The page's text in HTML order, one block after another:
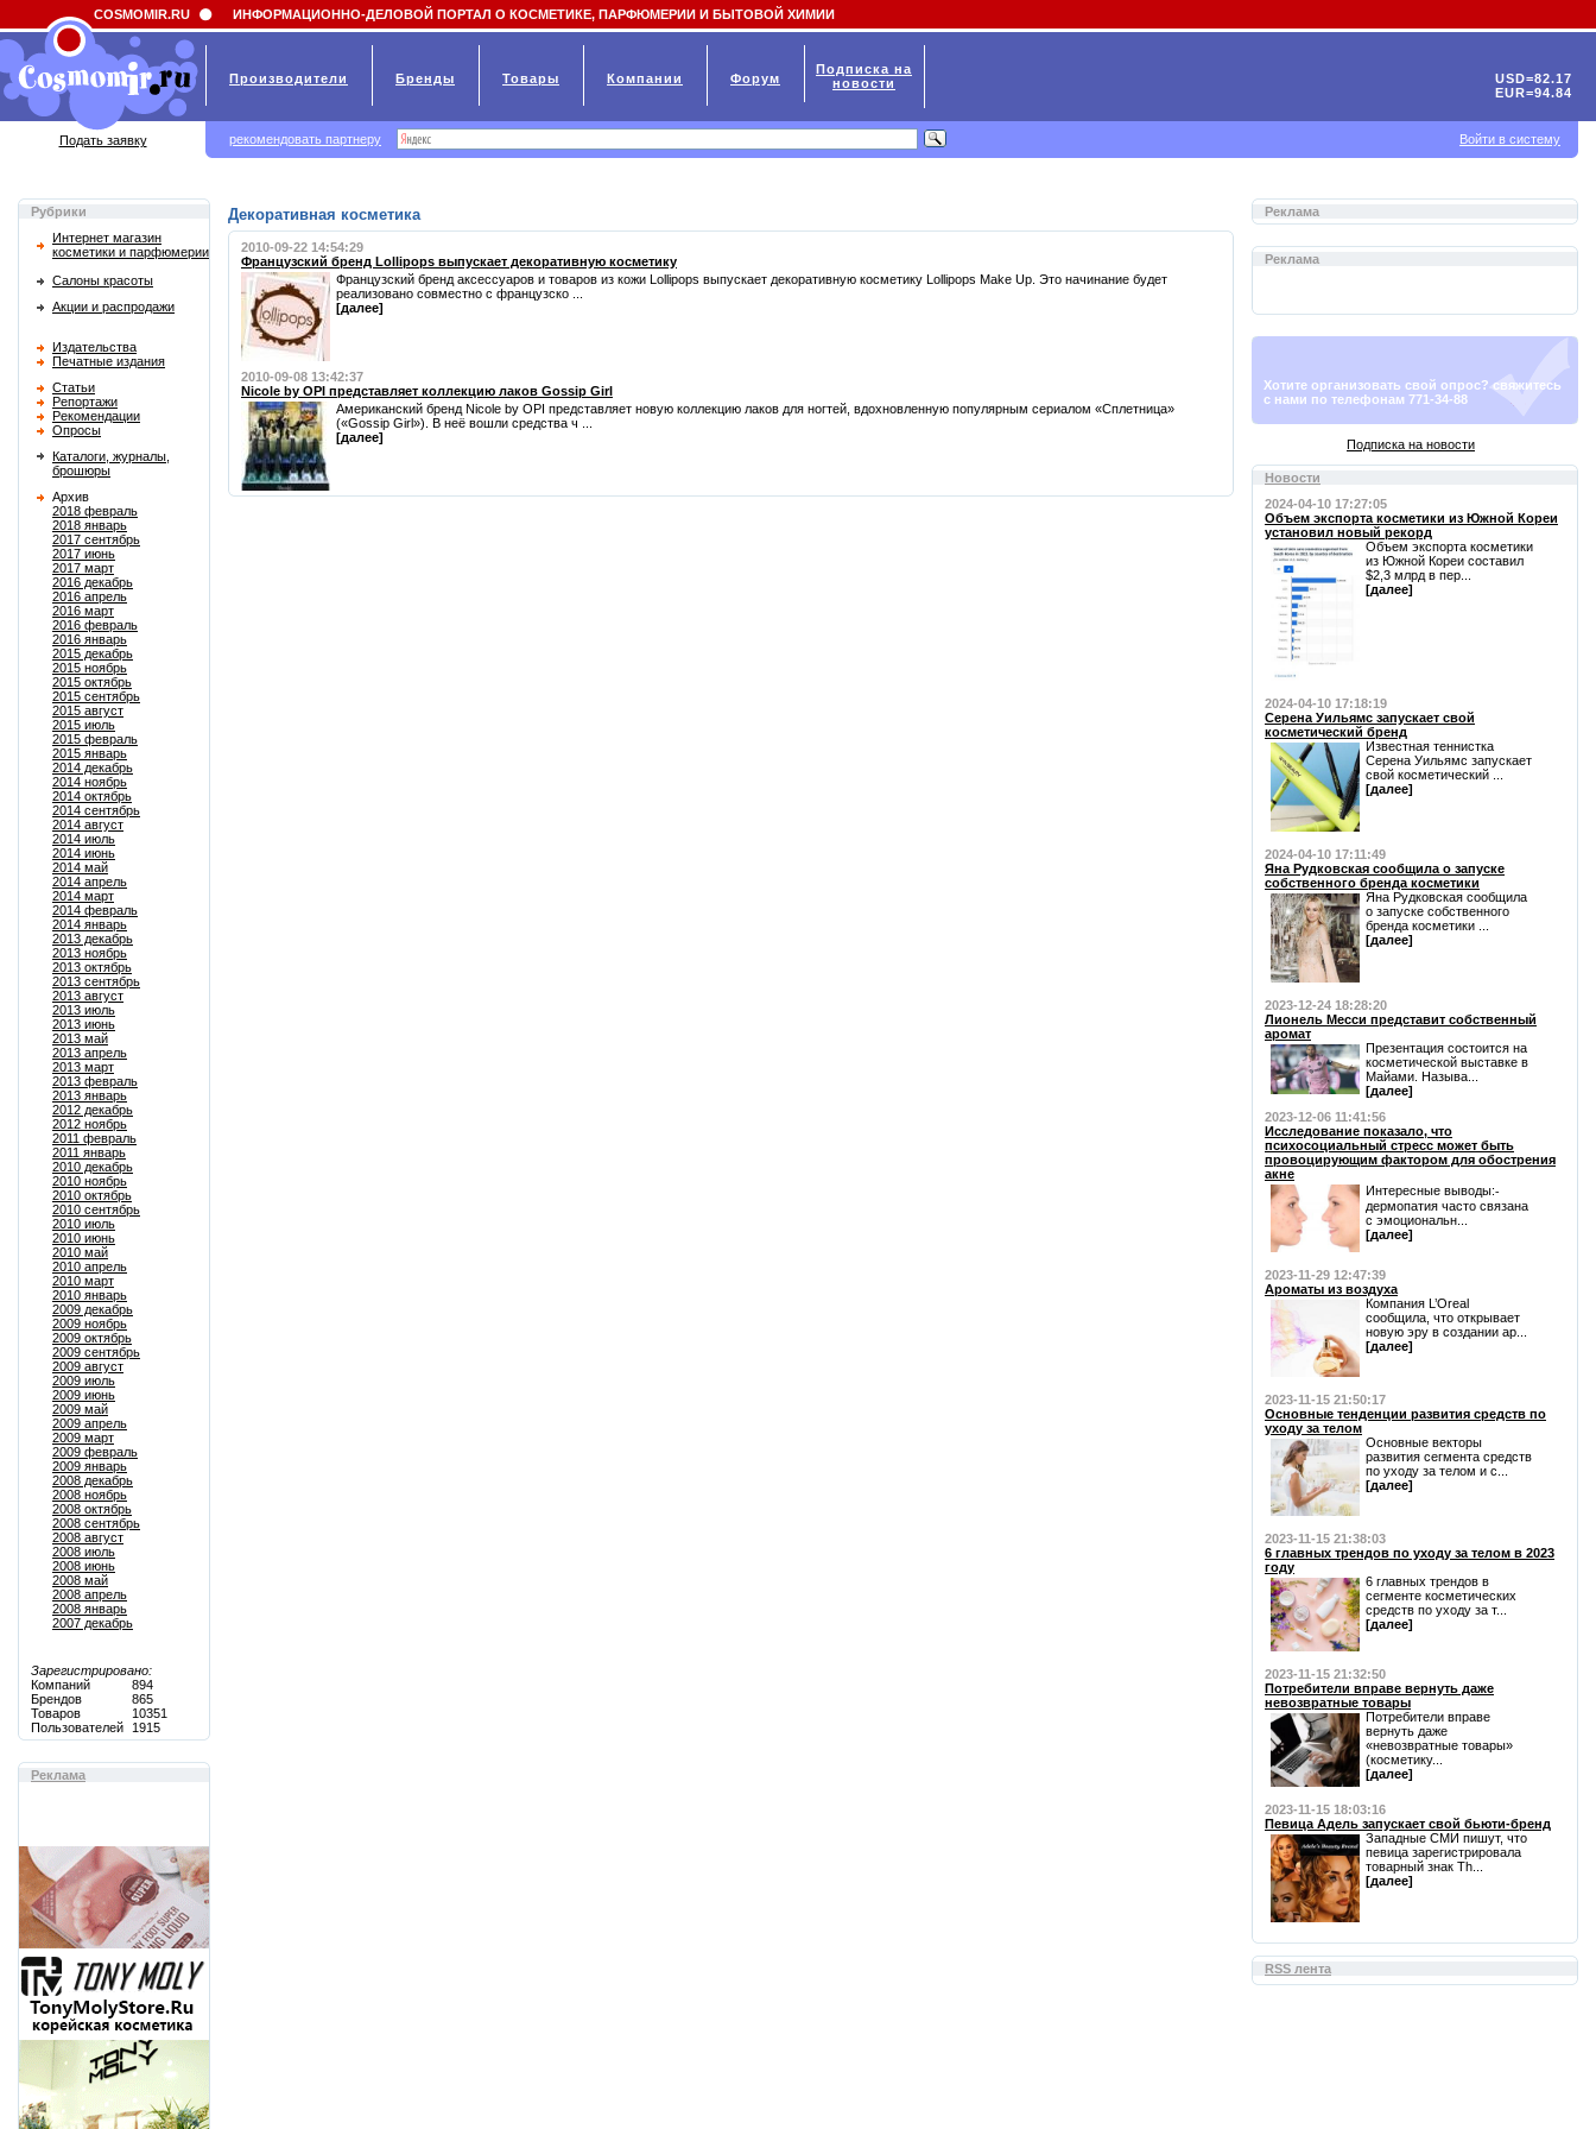
Field 'news_title' doesn't have a default value
Рубрики
Интернет магазин
косметики и парфюмерии
Салоны красоты
Акции и распродажи
Издательства
Печатные издания
Статьи
Репортажи
Рекомендации
Опросы
Каталоги, журналы,
брошюры
Архив
2018 февраль
2018 январь
2017 сентябрь
2017 июнь
2017 март
2016 декабрь
2016 апрель
2016 март
2016 февраль
2016 январь
2015 декабрь
2015 ноябрь
2015 октябрь
2015 сентябрь
2015 август
2015 июль
2015 февраль
2015 январь
2014 декабрь
2014 ноябрь
2014 октябрь
2014 сентябрь
2014 август
2014 июль
2014 июнь
2014 май
2014 апрель
2014 март
2014 февраль
2014 январь
2013 декабрь
2013 ноябрь
2013 октябрь
2013 сентябрь
2013 август
2013 июль
2013 июнь
2013 май
2013 апрель
2013 март
2013 февраль
2013 январь
2012 декабрь
2012 ноябрь
2011 февраль
2011 январь
2010 декабрь
2010 ноябрь
2010 октябрь
2010 сентябрь
2010 июль
2010 июнь
2010 май
2010 апрель
2010 март
2010 январь
2009 декабрь
2009 ноябрь
2009 октябрь
2009 сентябрь
2009 август
2009 июль
2009 июнь
2009 май
2009 апрель
2009 март
2009 февраль
2009 январь
2008 декабрь
2008 ноябрь
2008 октябрь
2008 сентябрь
2008 август
2008 июль
2008 июнь
2008 май
2008 апрель
2008 январь
2007 декабрь
Зарегистрировано:
Компаний
894
Брендов
865
Товаров
10351
Пользователей
1915
Реклама
Декоративная косметика
2010-09-22 14:54:29
Французский бренд Lollipops выпускает декоративную косметику
Французский бренд аксессуаров и товаров из кожи Lollipops выпускает декоративную косметику Lollipops Make Up. Это начинание будет
реализовано совместно с французско ...
[далее]
2010-09-08 13:42:37
Nicole by OPI представляет коллекцию лаков Gossip Girl
Американский бренд Nicole by OPI представляет новую коллекцию лаков для ногтей, вдохновленную популярным сериалом «Сплетница»
(«Gossip Girl»). В неё вошли средства ч ...
[далее]
Реклама
Реклама
Хотите организовать свой опрос? свяжитесь
с нами по телефонам 771-34-88
Подписка на новости
Новости
2024-04-10 17:27:05
Объем экспорта косметики из Южной Кореи
установил новый рекорд
Объем экспорта косметики
из Южной Кореи составил
$2,3 млрд в пер...
[далее]
2024-04-10 17:18:19
Серена Уильямс запускает свой
косметический бренд
Известная теннистка
Серена Уильямс запускает
свой косметический ...
[далее]
2024-04-10 17:11:49
Яна Рудковская сообщила о запуске
собственного бренда косметики
Яна Рудковская сообщила
о запуске собственного
бренда косметики ...
[далее]
2023-12-24 18:28:20
Лионель Месси представит собственный
аромат
Презентация состоится на
косметической выставке в
Майами. Называ...
[далее]
2023-12-06 11:41:56
Исследование показало, что
психосоциальный стресс может быть
провоцирующим фактором для обострения
акне
Интересные выводы:⁃
дермопатия часто связана
с эмоциональн...
[далее]
2023-11-29 12:47:39
Ароматы из воздуха
Компания L’Oreal
сообщила, что открывает
новую эру в создании ар...
[далее]
2023-11-15 21:50:17
Основные тенденции развития средств по
уходу за телом
Основные векторы
развития сегмента средств
по уходу за телом и с...
[далее]
2023-11-15 21:38:03
6 главных трендов по уходу за телом в 2023
году
6 главных трендов в
сегменте косметических
средств по уходу за т...
[далее]
2023-11-15 21:32:50
Потребители вправе вернуть даже
невозвратные товары
Потребители вправе
вернуть даже
«невозвратные товары»
(косметику...
[далее]
2023-11-15 18:03:16
Певица Адель запускает свой бьюти-бренд
Западные СМИ пишут, что
певица зарегистрировала
товарный знак Th...
[далее]
RSS лента
COSMOMIR.RU ИНФОРМАЦИОННО-ДЕЛОВОЙ ПОРТАЛ О КОСМЕТИКЕ, ПАРФЮМЕРИИ И БЫТОВОЙ ХИМИИ
Производители Бренды Товары Компании Форум
Подписка на
новости
USD=82.17
EUR=94.84
Подать заявку рекомендовать партнеру Войти в систему